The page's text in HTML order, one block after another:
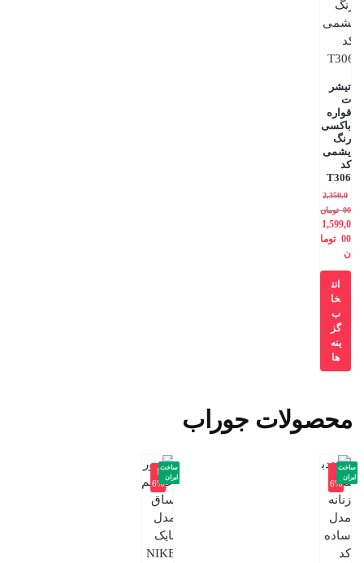
تیشر
ت
قواره
باکسی
رنگ
یشمی
کد
T306
2,350,0
00 تومان
1,599,0
00 توما
ن
انت
خا
ب
گز
ینه
ها
محصولات جوراب
-
6%
ساخت
ایران
-1
6%
ساخت
ایران